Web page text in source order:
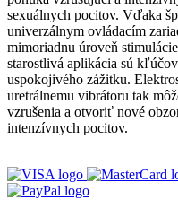
sexuálnych pocitov. Vďaka
univerzálnym ovládacím
mimoriadnu úroveň
starostlivá aplikácia sú
uspokojivého zážitku.
uretrálnemu vibrátoru tak
vzrušenia a otvoriť nové
intenzívnych pocitov.